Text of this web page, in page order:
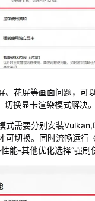
、花屏等画面问题，可
换显卡渲染模式解决。
式需要分别安装
可切换。同时流畅运行
能-其他优化选择“强制